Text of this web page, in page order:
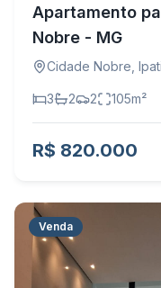
Apartamento
Nobre - MG
Cidade Nobre
3 2 2 105m²
R$ 820.000
Venda